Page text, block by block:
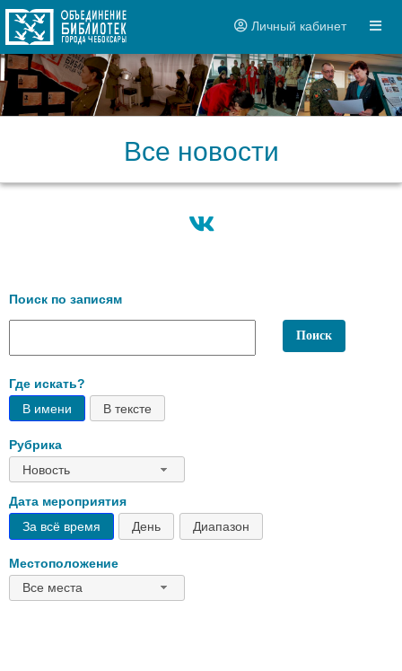
Личный кабинет
Все новости
Поиск по записям
Где искать?
В имени
В тексте
Рубрика
Новость
Дата мероприятия
За всё время
День Диапазон
Местоположение
Все места